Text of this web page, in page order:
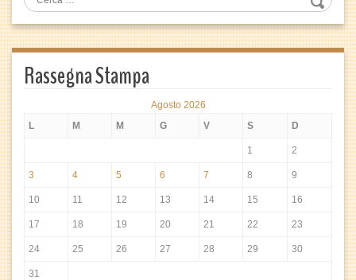
Rassegna Stampa
Agosto 2026
L
M M G V S D
1 2
3 4 5 6 7 8 9
10 11 12 13 14 15 16
17 18 19 20 21 22 23
24 25 26 27 28 29 30
31